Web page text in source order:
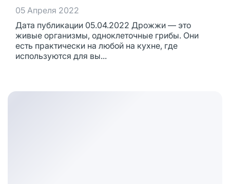
05 Апреля 2022
Дата публикации 05.04.2022 Дрожжи — это
живые организмы, одноклеточные грибы. Они
есть практически на любой на кухне, где
используются для вы...